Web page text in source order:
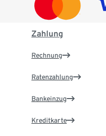
Zahlung
Rechnung
Ratenzahlung
Bankeinzug
Kreditkarte